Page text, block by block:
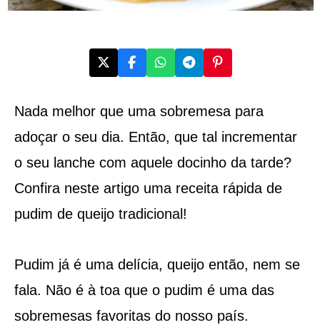
Nada melhor que uma sobremesa para
adoçar o seu dia. Então, que tal incrementar
o seu lanche com aquele docinho da tarde?
Confira neste artigo uma receita rápida de
pudim de queijo tradicional!
Pudim já é uma delícia, queijo então, nem se
fala. Não é à toa que o pudim é uma das
sobremesas favoritas do nosso país.